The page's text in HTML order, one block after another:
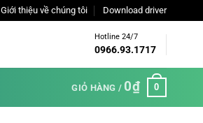
Giới thiệu về chúng tôi Download driver
Hotline 24/7
0966.93.1717
GIỎ HÀNG / 0₫ 0